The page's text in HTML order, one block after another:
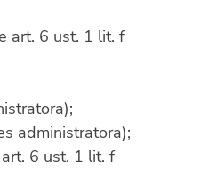
art. 6 ust. 1 lit. f
administratora);
6 ust. 1 lit. f